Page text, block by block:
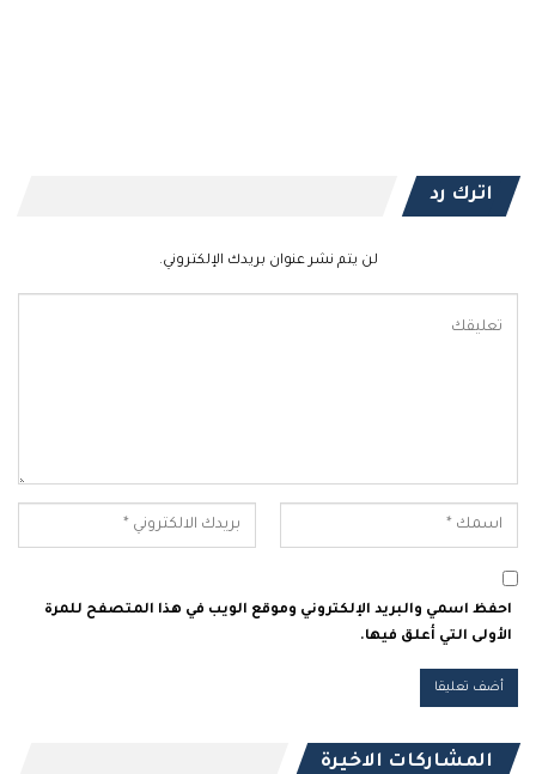
اترك رد
لن يتم نشر عنوان بريدك الإلكتروني.
احفظ اسمي والبريد الإلكتروني وموقع الويب في هذا المتصفح للمرة
الأولى التي أعلق فيها.
المشاركات الاخيرة